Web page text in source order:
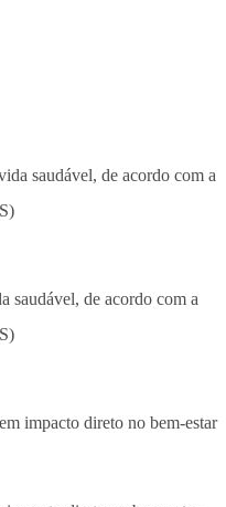
saudável, de acordo com a